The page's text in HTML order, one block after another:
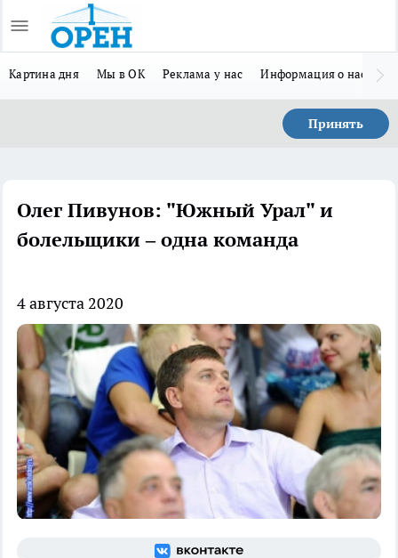
Картина дня Мы в ОК Реклама у нас Информация о нас
Принять
Олег Пивунов: "Южный Урал" и
болельщики – одна команда
4 августа 2020